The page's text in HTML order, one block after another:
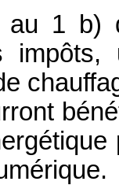
au 1 b)
impôts,